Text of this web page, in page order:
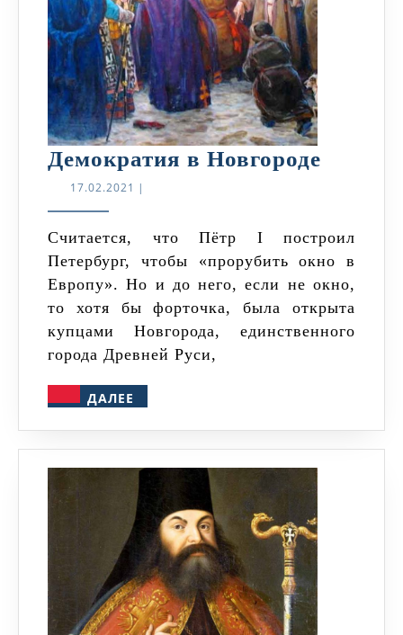
Демократия в Новгороде
17.02.2021 17.02.2021
|
Считается, что Пётр I построил
Петербург, чтобы «прорубить окно в
Европу». Но и до него, если не окно,
то хотя бы форточка, была открыта
купцами Новгорода, единственного
города Древней Руси,
ДАЛЕЕ